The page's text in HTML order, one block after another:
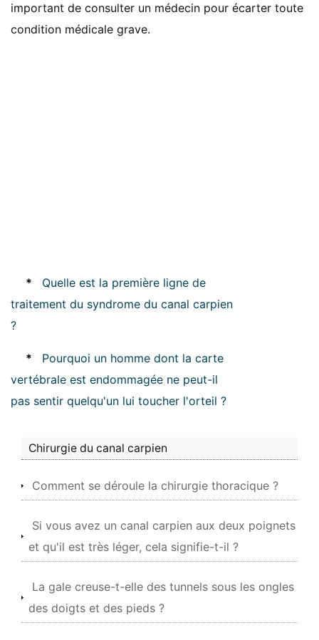
important de consulter un médecin pour écarter toute
condition médicale grave.
*
Quelle est la première ligne de
traitement du syndrome du canal carpien
?
*
Pourquoi un homme dont la carte
vertébrale est endommagée ne peut-il
pas sentir quelqu'un lui toucher l'orteil ?
Chirurgie du canal carpien
Comment se déroule la chirurgie thoracique ?
Si vous avez un canal carpien aux deux poignets
et qu'il est très léger, cela signifie-t-il ?
La gale creuse-t-elle des tunnels sous les ongles
des doigts et des pieds ?